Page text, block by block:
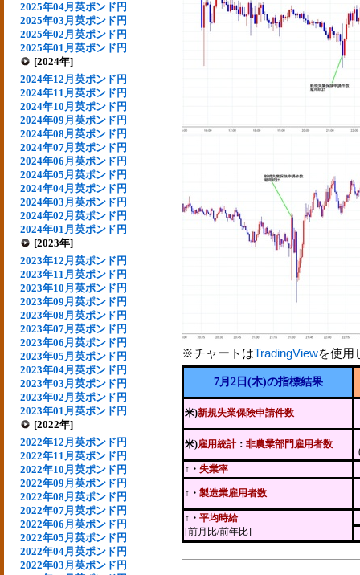
2025年04月英ポンド円
2025年03月英ポンド円
2025年02月英ポンド円
2025年01月英ポンド円
[2024年]
2024年12月英ポンド円
2024年11月英ポンド円
2024年10月英ポンド円
2024年09月英ポンド円
2024年08月英ポンド円
2024年07月英ポンド円
2024年06月英ポンド円
2024年05月英ポンド円
2024年04月英ポンド円
2024年03月英ポンド円
2024年02月英ポンド円
2024年01月英ポンド円
[2023年]
2023年12月英ポンド円
2023年11月英ポンド円
2023年10月英ポンド円
2023年09月英ポンド円
2023年08月英ポンド円
2023年07月英ポンド円
2023年06月英ポンド円
2023年05月英ポンド円
2023年04月英ポンド円
2023年03月英ポンド円
2023年02月英ポンド円
2023年01月英ポンド円
[2022年]
2022年12月英ポンド円
2022年11月英ポンド円
2022年10月英ポンド円
2022年09月英ポンド円
2022年08月英ポンド円
2022年07月英ポンド円
2022年06月英ポンド円
2022年05月英ポンド円
2022年04月英ポンド円
2022年03月英ポンド円
※チャートはTradingViewを使用
7月2日(木)の指標結果
米)新規失業保険申請件数
米)雇用統計： 非農業部門雇用者数
↑・ 失業率
↑・ 製造業雇用者数
↑・ 平均時給
[前月比/前年比]